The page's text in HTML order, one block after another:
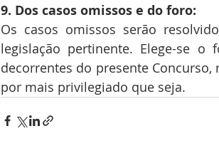
9. Dos casos omissos e do foro:
Os casos omissos serão
legislação pertinente. Elege-se o
decorrentes do presente
por mais privilegiado que seja.